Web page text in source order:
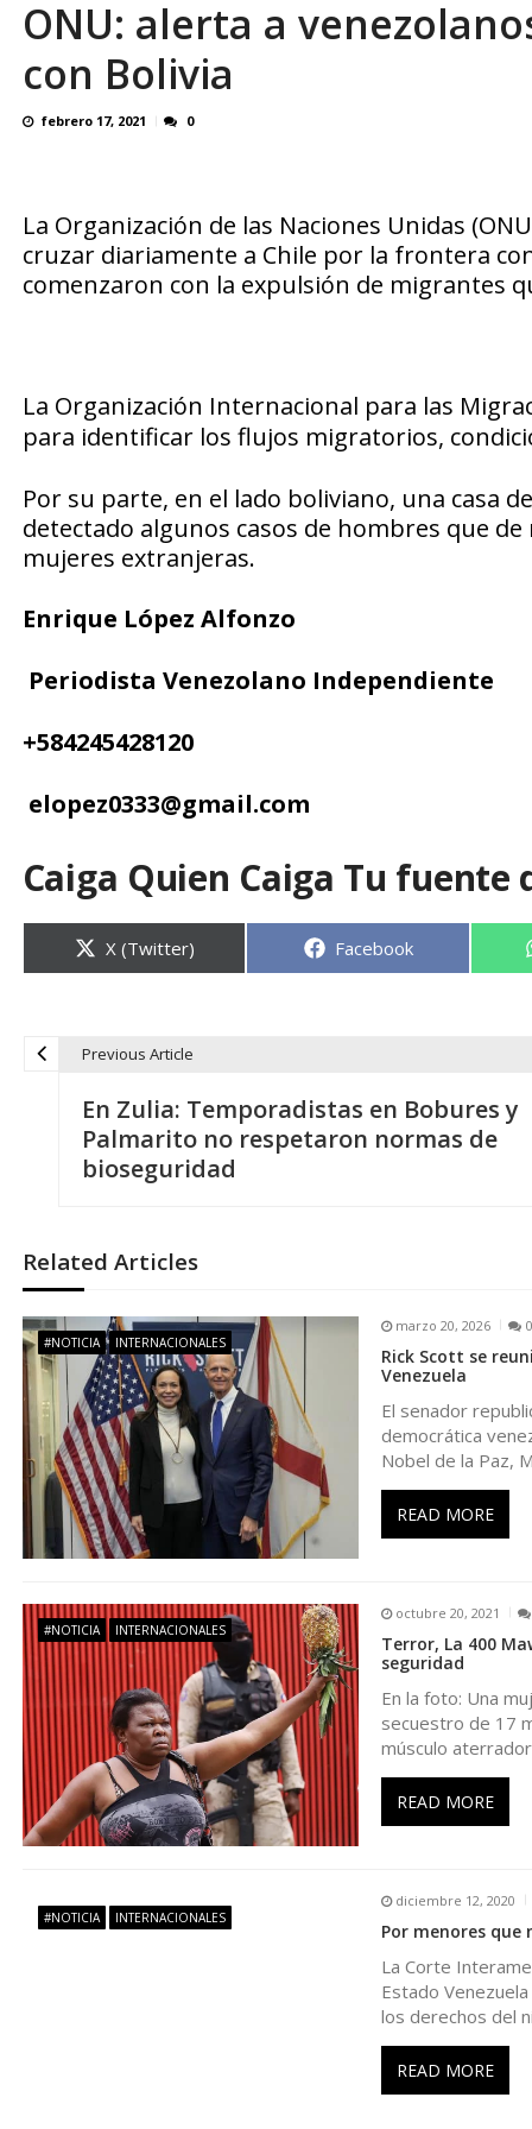
El último que apague la luz: 17 años de
ONU: alerta a
con Bolivia
febrero 17, 2021 0
La Organización de las Naciones Unidas
cruzar diariamente a Chile por la frontera
comenzaron con la expulsión de migrantes
La Organización Internacional para las
para identificar los flujos migratorios,
Por su parte, en el lado boliviano, una casa
detectado algunos casos de hombres que
mujeres extranjeras.
Enrique López Alfonzo
Periodista Venezolano Independiente
+584245428120
elopez0333@gmail.com
Caiga Quien Caiga Tu fuente
Compartir
en
X (Twitter) Compartir
Facebook
e
g
a
c
i
ó
n
d
e
e
n
t
Previous Article
En Zulia: Temporadistas en Bobures y
Palmarito no respetaron normas de
bioseguridad
Related Articles
#NOTICIA INTERNACIONALES
marzo 20, 2026 0
Rick Scott se
Venezuela
El senador
democrática
Nobel de la Paz,
READ MORE
#NOTICIA INTERNACIONALES
octubre 20, 2021
Terror, La 400
seguridad
En la foto: Una
secuestro de 17
músculo
READ MORE
#NOTICIA INTERNACIONALES
diciembre 12, 2020
Por menores
La Corte
Estado
los derechos del
READ MORE